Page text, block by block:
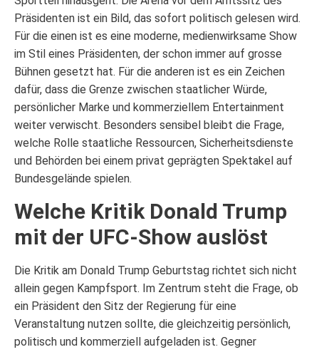
Präsidenten ist ein Bild, das sofort politisch gelesen wird.
Für die einen ist es eine moderne, medienwirksame Show
im Stil eines Präsidenten, der schon immer auf grosse
Bühnen gesetzt hat. Für die anderen ist es ein Zeichen
dafür, dass die Grenze zwischen staatlicher Würde,
persönlicher Marke und kommerziellem Entertainment
weiter verwischt. Besonders sensibel bleibt die Frage,
welche Rolle staatliche Ressourcen, Sicherheitsdienste
und Behörden bei einem privat geprägten Spektakel auf
Bundesgelände spielen.
Welche Kritik Donald Trump
mit der UFC-Show auslöst
Die Kritik am Donald Trump Geburtstag richtet sich nicht
allein gegen Kampfsport. Im Zentrum steht die Frage, ob
ein Präsident den Sitz der Regierung für eine
Veranstaltung nutzen sollte, die gleichzeitig persönlich,
politisch und kommerziell aufgeladen ist. Gegner